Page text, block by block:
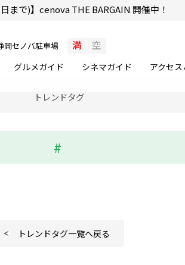
日まで)】cenova THE BARGAIN 開催中！
岡セノバ駐車場 満 空
グルメガイド シネマガイド アクセ
トレンドタグ
トレンドタグ一覧へ戻る